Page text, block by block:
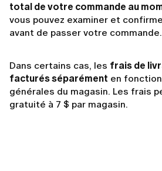
total de votre commande au
vous pouvez examiner et
avant de passer votre commande.
Dans certains cas, les frais de
facturés séparément en
générales du magasin. Les frais
gratuité à 7 $ par magasin.